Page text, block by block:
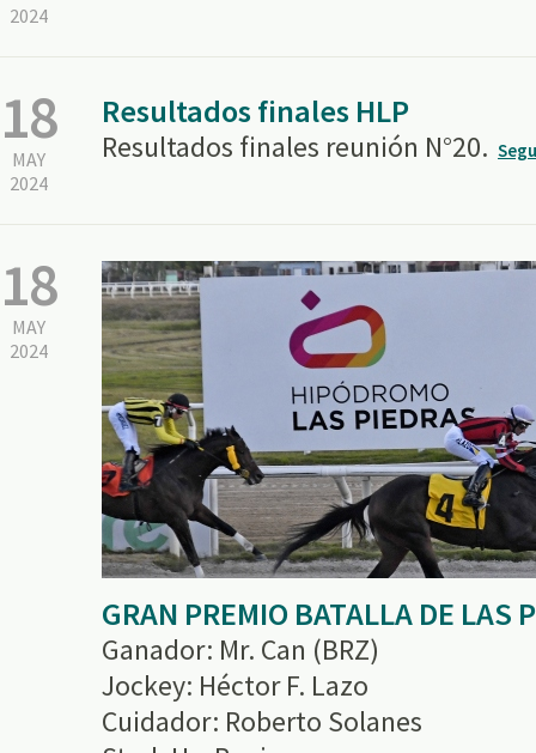
2024
18
MAY
2024
Resultados finales HLP
Resultados finales reunión N°20.
18
MAY
2024
GRAN PREMIO BATALLA DE LAS
Ganador: Mr. Can (BRZ)
Jockey: Héctor F. Lazo
Cuidador: Roberto Solanes